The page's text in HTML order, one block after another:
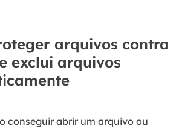
arquivos contra
exclui arquivos
conseguir abrir um arquivo ou